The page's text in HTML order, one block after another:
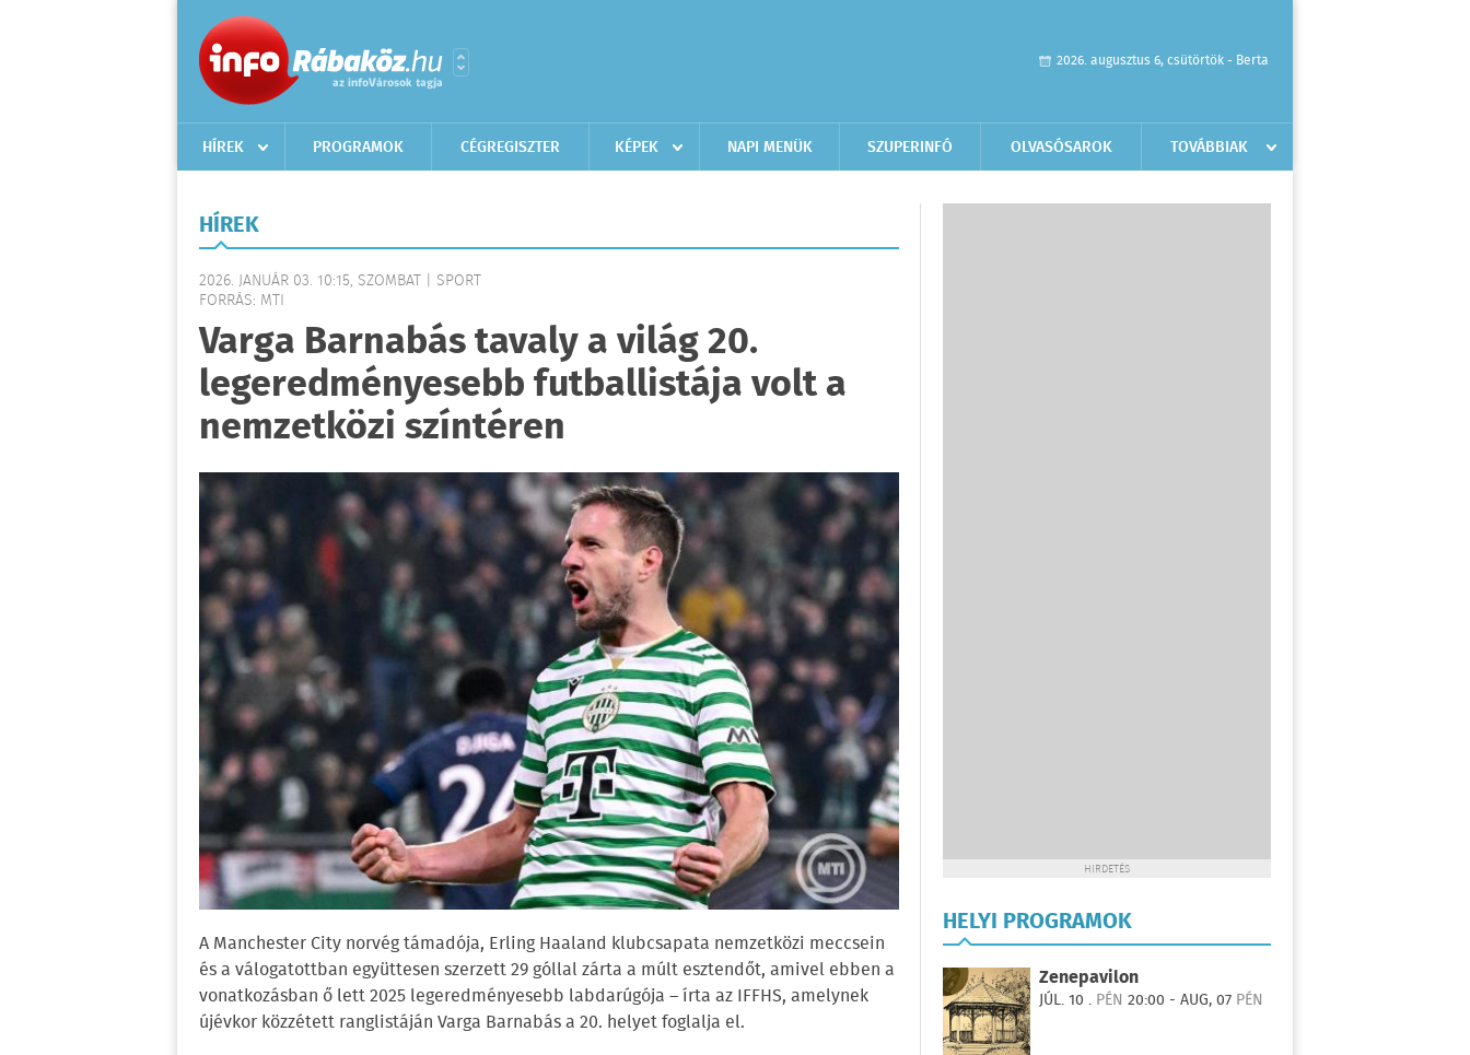
2026. augusztus 6, csütörtök - Berta
HÍREK PROGRAMOK CÉGREGISZTER KÉPEK NAPI MENÜK SZUPERINFÓ OLVASÓSAROK TOVÁBBIAK
HÍREK
2026. JANUÁR 03. 10:15, SZOMBAT | SPORT
FORRÁS: MTI
Varga Barnabás tavaly a világ 20.
legeredményesebb futballistája volt a
nemzetközi színtéren
A Manchester City norvég támadója, Erling Haaland klubcsapata nemzetközi meccsein
és a válogatottban együttesen szerzett 29 góllal zárta a múlt esztendőt, amivel ebben a
vonatkozásban ő lett 2025 legeredményesebb labdarúgója – írta az IFFHS, amelynek
újévkor közzétett ranglistáján Varga Barnabás a 20. helyet foglalja el.
HIRDETÉS
HELYI PROGRAMOK
Zenepavilon
JÚL. 10 . PÉN 20:00 - AUG, 07 PÉN